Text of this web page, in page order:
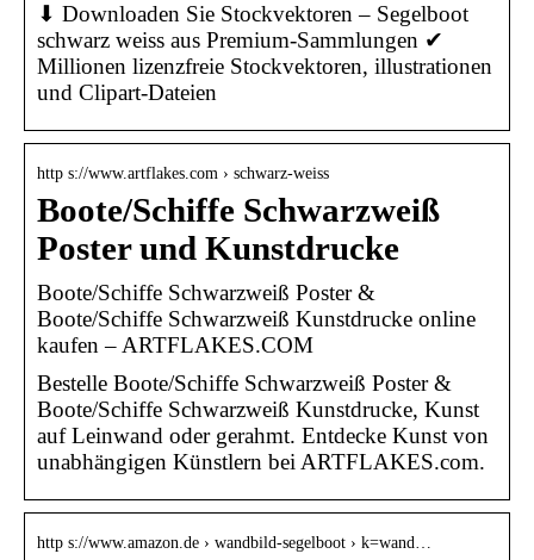
⬇ Downloaden Sie Stockvektoren – Segelboot
schwarz weiss aus Premium-Sammlungen ✔
Millionen lizenzfreie Stockvektoren, illustrationen
und Clipart-Dateien
http s://www.artflakes.com › schwarz-weiss
Boote/Schiffe Schwarzweiß
Poster und Kunstdrucke
Boote/Schiffe Schwarzweiß Poster &
Boote/Schiffe Schwarzweiß Kunstdrucke online
kaufen – ARTFLAKES.COM
Bestelle Boote/Schiffe Schwarzweiß Poster &
Boote/Schiffe Schwarzweiß Kunstdrucke, Kunst
auf Leinwand oder gerahmt. Entdecke Kunst von
unabhängigen Künstlern bei ARTFLAKES.com.
http s://www.amazon.de › wandbild-segelboot › k=wand…